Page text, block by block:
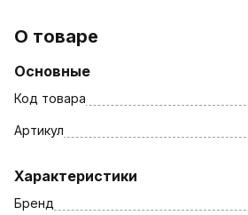
О товаре
Основные
Код товара
Артикул
Характеристики
Бренд